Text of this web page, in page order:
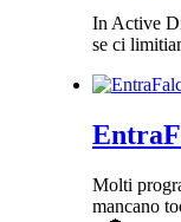
In Active
se ci
Molti
mancano